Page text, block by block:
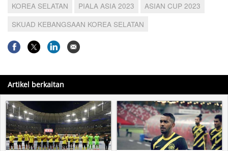
KOREA SELATAN PIALA ASIA 2023
ASIAN CUP 2023
SKUAD KEBANGSAAN KOREA SELATAN
Artikel berkaitan